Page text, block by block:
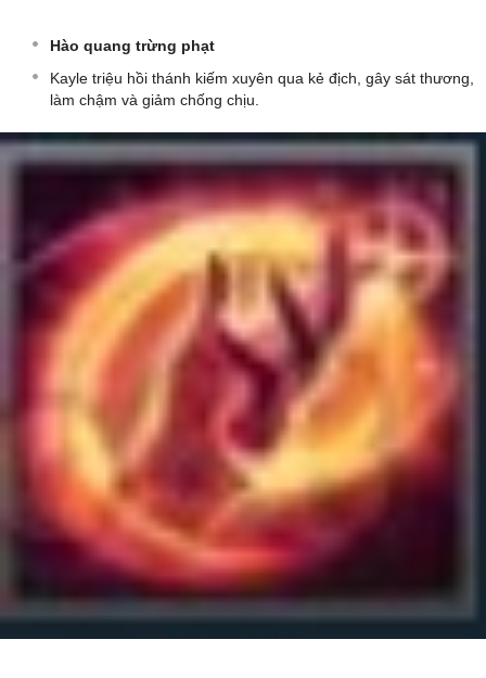
Hào quang trừng phạt
Kayle triệu hồi thánh kiếm xuyên qua kẻ địch, gây sát thương,
làm chậm và giảm chống chịu.